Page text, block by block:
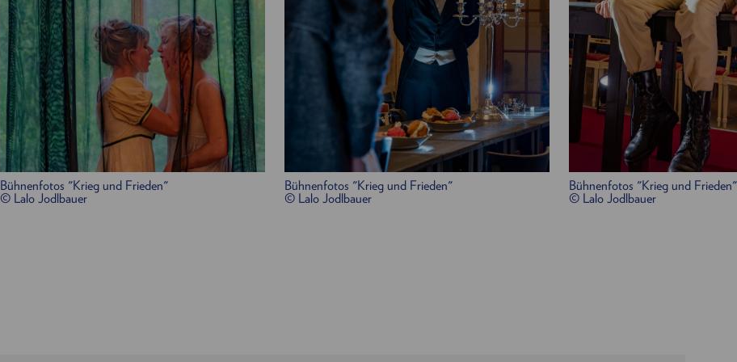
Graf Ilja Rostow, deren Vater:Dirk Nocker
Gräfin Natalja Rostowa, deren Mutter:
Emese Fay
Sonja, Nichte der Rostows: Elena Hückel
Helene Kuragina , verheiratete Gräfin Besuchowa:Johanna Arrouas
Anatol Kuragin, Helenes Bruder:
Elias Eilinghoff
Fürst Wassile Kuragin, deren Vater:
Rafael Schuchter
Fürst Andrei Bolkonski:Tim Werths
Maria Bolkonskaja: Evi Kehrstephan
Fürst Nikolai Bolkonski, deren Vater:Martin Schwab
Fedja Dolochow:Lukas Haas
Bühnenfotos "Krieg und Frieden"
© Lalo Jodlbauer
Bühnenfotos "Krieg und Frieden"
© Lalo Jodlbauer
Bühnenfotos "Krieg und Frieden"
© Lalo Jodlbauer